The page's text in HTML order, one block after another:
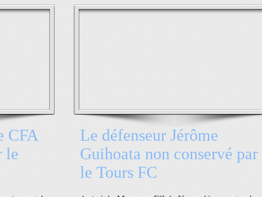
CFA
le
Le défenseur Jérôme
Guihoata non conservé par
le Tours FC